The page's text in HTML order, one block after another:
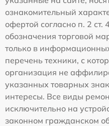
ознакомительный
офертой согласно п. 2
обозначения торговой
только в
перечень техники, с
организация не
указанных товарных
интересы. Все виды
исключительно на
законном гражданском